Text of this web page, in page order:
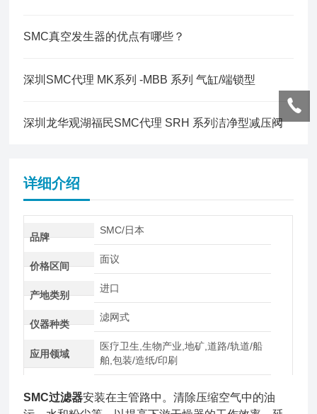
SMC真空发生器的优点有哪些？
深圳SMC代理 MK系列 -MBB 系列 气缸/端锁型
深圳龙华观湖福民SMC代理 SRH 系列洁净型减压阀
详细介绍
品牌
SMC/日本
价格区间
面议
产地类别
进口
仪器种类
滤网式
应用领域
医疗卫生,生物产业,地矿,道路/轨道/船
舶,包装/造纸/印刷
SMC过滤器安装在主管路中。清除压缩空气中的油